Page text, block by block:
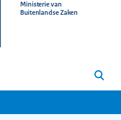
Ministerie van
Buitenlandse Zaken
Zoeken